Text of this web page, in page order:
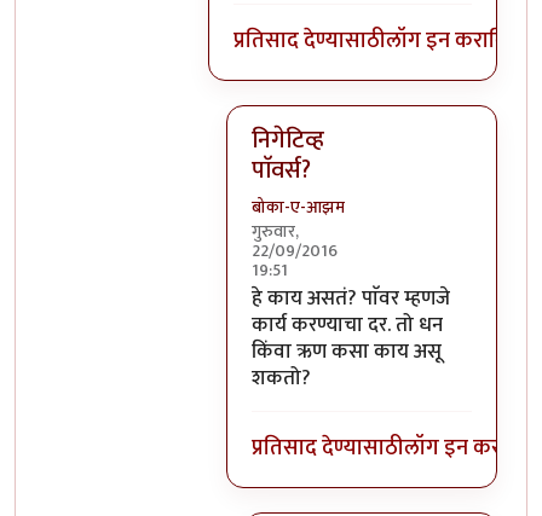
प्रतिसाद देण्यासाठीलॉग इन कराकिंवा
निगेटिव्ह
पाॅवर्स?
बोका-ए-आझम
गुरुवार,
22/09/2016
19:51
In reply toआजच्या भाषेत सांगायचं
हे काय असतं? पाॅवर म्हणजे
कार्य करण्याचा दर. तो धन
किंवा ऋण कसा काय असू
शकतो?
प्रतिसाद देण्यासाठीलॉग इन करा